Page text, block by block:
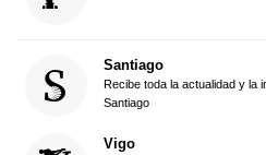
Santiago
Recibe toda la actualidad y la
Santiago
Vigo